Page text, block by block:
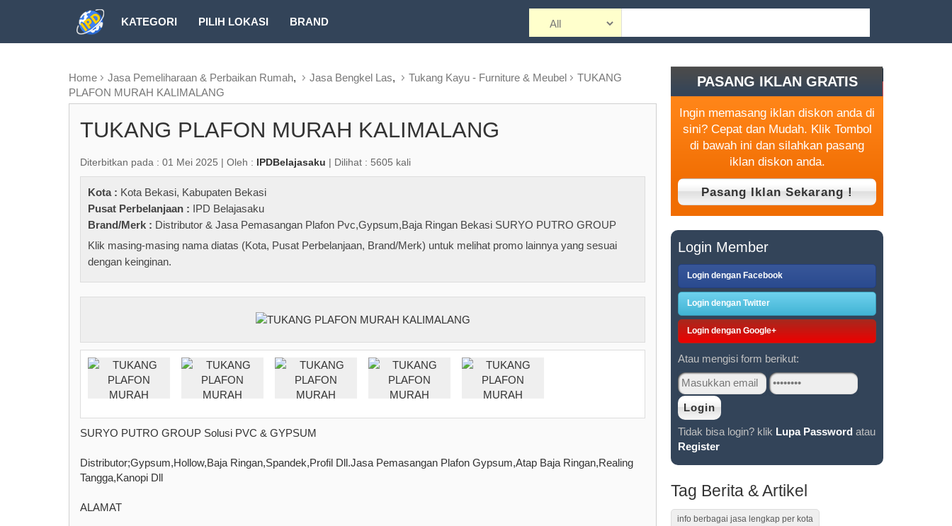
KATEGORI PILIH LOKASI BRAND
Home
Jasa Pemeliharaan & Perbaikan Rumah, Jasa Bengkel Las, Tukang Kayu - Furniture & Meubel
TUKANG
PLAFON MURAH KALIMALANG
TUKANG PLAFON MURAH KALIMALANG
Diterbitkan pada : 01 Mei 2025 | Oleh : IPDBelajasaku | Dilihat : 5605 kali
Kota : Kota Bekasi, Kabupaten Bekasi
Pusat Perbelanjaan : IPD Belajasaku
Brand/Merk : Distributor & Jasa Pemasangan Plafon Pvc,Gypsum,Baja Ringan Bekasi SURYO PUTRO GROUP
Klik masing-masing nama diatas (Kota, Pusat Perbelanjaan, Brand/Merk) untuk melihat promo lainnya yang sesuai
dengan keinginan.
SURYO PUTRO GROUP Solusi PVC & GYPSUM
Distributor;Gypsum,Hollow,Baja Ringan,Spandek,Profil Dll.Jasa Pemasangan Plafon Gypsum,Atap Baja Ringan,Realing
Tangga,Kanopi Dll
ALAMAT
PASANG IKLAN GRATIS
Ingin memasang iklan diskon anda di
sini? Cepat dan Mudah. Klik Tombol
di bawah ini dan silahkan pasang
iklan diskon anda.
Login Member
Login dengan Facebook
Login dengan Twitter
Login dengan Google+
Atau mengisi form berikut:
Tidak bisa login? klik Lupa Password atau
Register
Tag Berita & Artikel
info berbagai jasa lengkap per kota